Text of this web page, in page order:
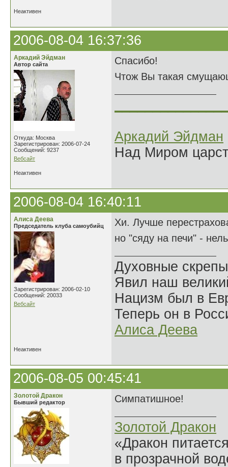
Неактивен
2006-08-04 16:37:36
Аркадий Эйдман
Автор сайта
Откуда: Москва
Зарегистрирован: 2006-07-24
Сообщений: 9237
Вебсайт
Спасибо!
Чтож Вы такая
Аркадий Эйдман
Над Миром
Неактивен
2006-08-04 16:40:11
Алиса Деева
Председатель клуба самоубийц
Зарегистрирован: 2006-02-10
Сообщений: 20033
Вебсайт
Хи. Лучше
но "сяду на печи" -
Духовные
Явил наш
Нацизм был в
Теперь он в
Алиса Деева
Неактивен
2006-08-05 00:45:41
Золотой Дракон
Бывший редактор Симпатишное!
Золотой Дракон
«Дракон
в прозрачной